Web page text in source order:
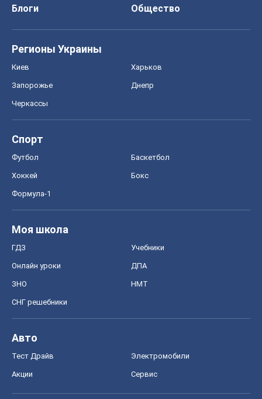
Блоги
Общество
Регионы Украины
Киев Харьков
Запорожье Днепр
Черкассы
Спорт
Футбол Баскетбол
Хоккей Бокс
Формула-1
Моя школа
ГДЗ Учебники
Онлайн уроки ДПА
ЗНО НМТ
СНГ решебники
Авто
Тест Драйв Электромобили
Акции Сервис